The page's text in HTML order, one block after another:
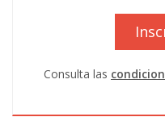
Consulta las